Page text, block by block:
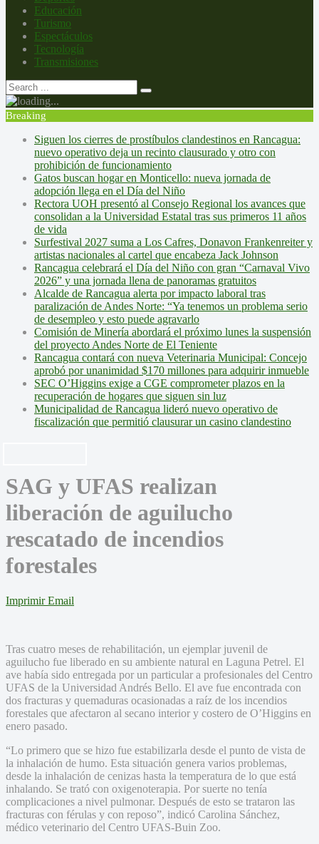
Educación
Turismo
Espectáculos
Tecnología
Transmisiones
Breaking
Siguen los cierres de prostíbulos clandestinos en Rancagua:
nuevo operativo deja un recinto clausurado y otro con
prohibición de funcionamiento
Gatos buscan hogar en Monticello: nueva jornada de
adopción llega en el Día del Niño
Rectora UOH presentó al Consejo Regional los avances que
consolidan a la Universidad Estatal tras sus primeros 11 años
de vida
Surfestival 2027 suma a Los Cafres, Donavon Frankenreiter y
artistas nacionales al cartel que encabeza Jack Johnson
Rancagua celebrará el Día del Niño con gran “Carnaval Vivo
2026” y una jornada llena de panoramas gratuitos
Alcalde de Rancagua alerta por impacto laboral tras
paralización de Andes Norte: “Ya tenemos un problema serio
de desempleo y esto puede agravarlo
Comisión de Minería abordará el próximo lunes la suspensión
del proyecto Andes Norte de El Teniente
Rancagua contará con nueva Veterinaria Municipal: Concejo
aprobó por unanimidad $170 millones para adquirir inmueble
SEC O’Higgins exige a CGE comprometer plazos en la
recuperación de hogares que siguen sin luz
Municipalidad de Rancagua lideró nuevo operativo de
fiscalización que permitió clausurar un casino clandestino
SAG y UFAS realizan
liberación de aguilucho
rescatado de incendios
forestales
Imprimir Email
Tras cuatro meses de rehabilitación, un ejemplar juvenil de
aguilucho fue liberado en su ambiente natural en Laguna Petrel. El
ave había sido entregada por un particular a profesionales del Centro
UFAS de la Universidad Andrés Bello. El ave fue encontrada con
dos fracturas y quemaduras ocasionadas a raíz de los incendios
forestales que afectaron al secano interior y costero de O’Higgins en
enero pasado.
“Lo primero que se hizo fue estabilizarla desde el punto de vista de
la inhalación de humo. Esta situación genera varios problemas,
desde la inhalación de cenizas hasta la temperatura de lo que está
inhalando. Se trató con oxigenoterapia. Por suerte no tenía
complicaciones a nivel pulmonar. Después de esto se trataron las
fracturas con férulas y con reposo”, indicó Carolina Sánchez,
médico veterinario del Centro UFAS-Buin Zoo.